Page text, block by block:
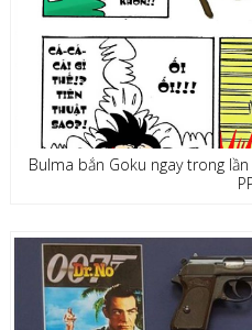
Bulma bắn Goku ngay trong